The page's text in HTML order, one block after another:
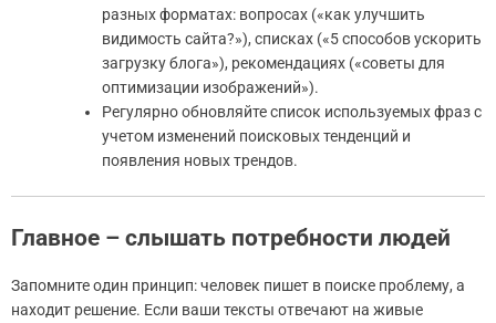
разных форматах: вопросах («как улучшить
видимость сайта?»), списках («5 способов ускорить
загрузку блога»), рекомендациях («советы для
оптимизации изображений»).
Регулярно обновляйте список используемых фраз с
учетом изменений поисковых тенденций и
появления новых трендов.
Главное – слышать потребности людей
Запомните один принцип: человек пишет в поиске проблему, а
находит решение. Если ваши тексты отвечают на живые